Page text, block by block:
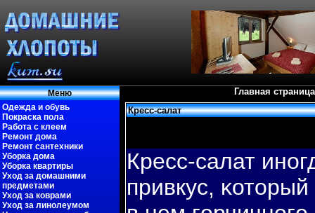
Меню
Одежда и обувь
Покраска пола
Работа с клеем
Ремонт дома
Ремонт сантехники
Уборка дома
Уборка квартиры
Уход за домашними
предметами
Уход за коврами
Уход за линолеумом
Главная страница
Кресс-салат
Кресс-салат
привкус,